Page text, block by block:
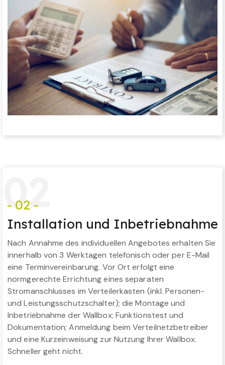
02
- 02 -
Installation und Inbetriebnahme
Nach Annahme des individuellen Angebotes erhalten Sie
innerhalb von 3 Werktagen telefonisch oder per E-Mail
eine Terminvereinbarung. Vor Ort erfolgt eine
normgerechte Errichtung eines separaten
Stromanschlusses im Verteilerkasten (inkl. Personen-
und Leistungsschutzschalter); die Montage und
Inbetriebnahme der Wallbox; Funktionstest und
Dokumentation; Anmeldung beim Verteilnetzbetreiber
und eine Kurzeinweisung zur Nutzung Ihrer Wallbox.
Schneller geht nicht.